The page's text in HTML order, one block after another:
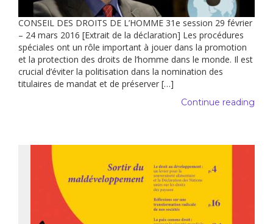
CONSEIL DES DROITS DE L’HOMME 31e session 29 février
– 24 mars 2016 [Extrait de la déclaration] Les procédures
spéciales ont un rôle important à jouer dans la promotion
et la protection des droits de l’homme dans le monde. Il est
crucial d’éviter la politisation dans la nomination des
titulaires de mandat et de préserver […]
Continue reading